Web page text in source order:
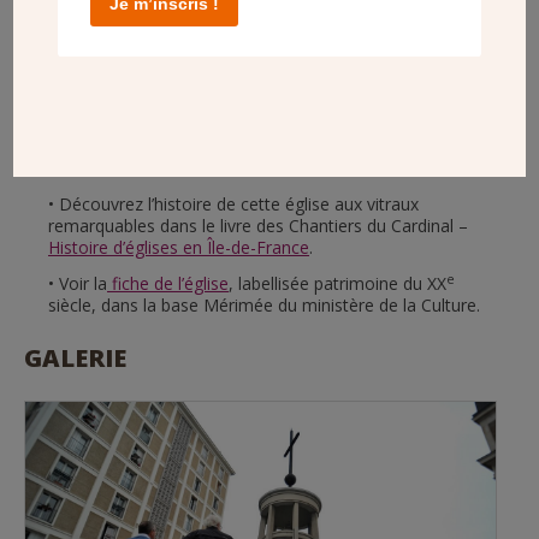
Découvrez l’histoire de cette église aux vitraux
remarquables dans le livre des Chantiers du Cardinal –
Histoire d’églises en Île-de-France.
Voir la fiche de l’église, labellisée patrimoine du XXe
siècle, dans la base Mérimée du ministère de la Culture.
GALERIE